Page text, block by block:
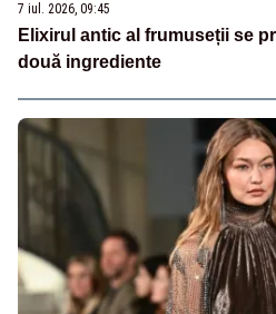
7 iul. 2026, 09:45
Elixirul antic al frumuseții se
două ingrediente